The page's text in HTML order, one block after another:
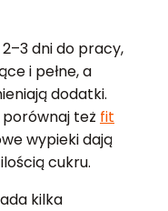
dni do pracy,
i pełne, a
dodatki.
też fit
wypieki dają
cukru.
kilka